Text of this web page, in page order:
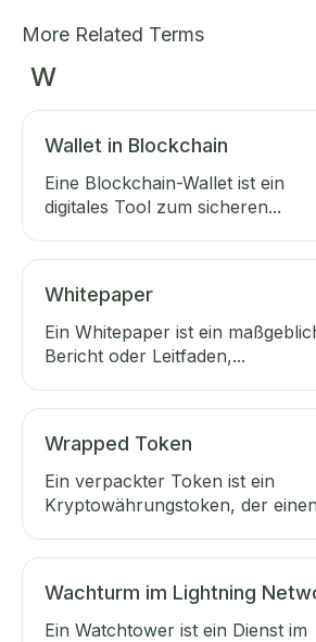
More Related Terms
W
Wallet in Blockchain
Eine Blockchain-Wallet ist ein
digitales Tool zum sicheren...
Whitepaper
Ein Whitepaper ist ein
Bericht oder Leitfaden,...
Wrapped Token
Ein verpackter Token ist ein
Kryptowährungstoken, der
Wachturm im Lightning
Ein Watchtower ist ein Dienst im